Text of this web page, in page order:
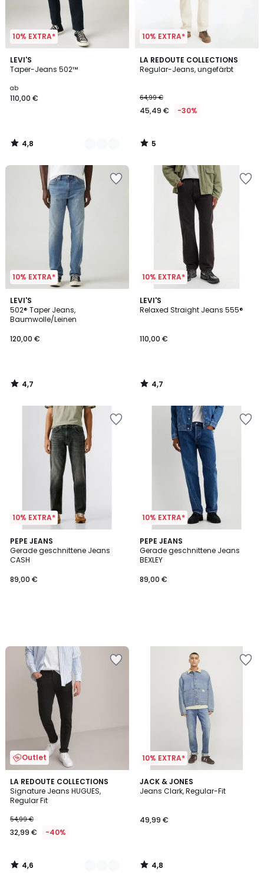
10% EXTRA*
LEVI'S
Taper-Jeans 502™
ab
110,00 €
4,8
/ 5
2
Farben
4,8
/
10% EXTRA*
LA REDOUTE COLLECTIONS
Regular-Jeans, ungefärbt
64,99 €
45,49 € -30%
5
/
5
/
10% EXTRA*
LEVI'S
502® Taper Jeans,
Baumwolle/Leinen
120,00 €
4,7
/ 5
4,7
/
10% EXTRA*
LEVI'S
Relaxed Straight Jeans 555®
110,00 €
4,7
/ 5
4,7
/
10% EXTRA*
PEPE JEANS
Gerade geschnittene Jeans
CASH
89,00 €
10% EXTRA*
PEPE JEANS
Gerade geschnittene Jeans
BEXLEY
89,00 €
Outlet
LA REDOUTE COLLECTIONS
Signature Jeans HUGUES,
Regular Fit
54,99 €
32,99 € -40%
4,6
/ 5
2
Farben
4,6
/
10% EXTRA*
JACK & JONES
Jeans Clark, Regular-Fit
49,99 €
4,8
/ 5
4,8
/